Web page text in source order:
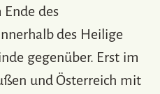
Ende des
des Heilige
gegenüber. Erst im
und Österreich mit